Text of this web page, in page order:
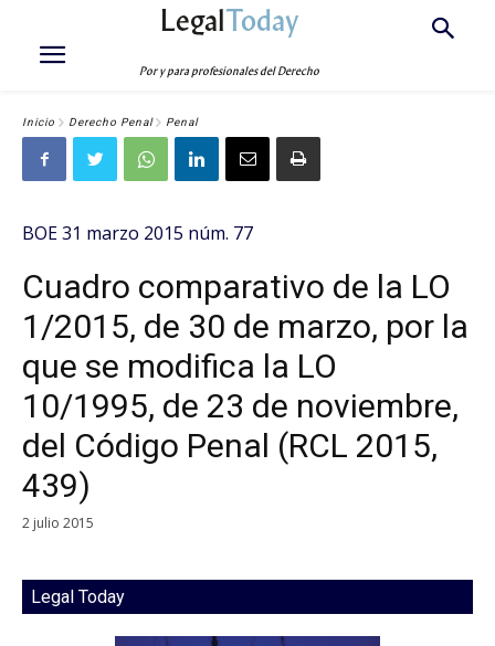
LegalToday
Por y para profesionales del Derecho
Inicio Derecho Penal Penal
BOE 31 marzo 2015 núm. 77
Cuadro comparativo de la LO
1/2015, de 30 de marzo, por la
que se modifica la LO
10/1995, de 23 de noviembre,
del Código Penal (RCL 2015,
439)
2 julio 2015
Legal Today